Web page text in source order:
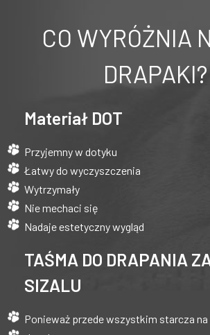
CO WYRÓŻNIA
DRAPAKI?
Materiał DOT
Przyjemny w dotyku
Łatwy do wyczyszczenia
Wytrzymały
Nie mechaci się
Nadaje estetyczny wygląd
TAŚMA DO DRAPANIA
SIZALU
Ponieważ przede wszystkim starcza na